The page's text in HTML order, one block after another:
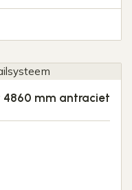
mm antraciet